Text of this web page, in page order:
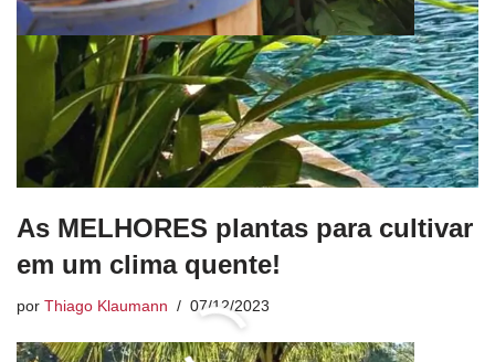
As MELHORES plantas para cultivar
em um clima quente!
por Thiago Klaumann 07/12/2023